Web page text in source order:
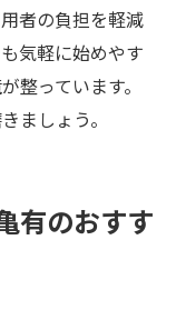
者の負担を軽減
気軽に始めやす
整っています。
ましょう。
有のおすす